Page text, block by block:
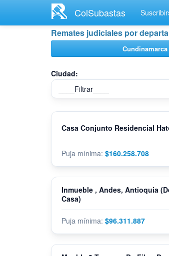
contenido
ColSubastas
Remates judiciales por
Cundinamarca
Ciudad:
$160.258.708
Casa Conjunto Residencial
$96.311.887
Inmueble , Andes, Antioquia
Casa)